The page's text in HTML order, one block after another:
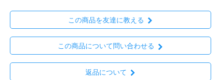
この商品を友達に教える
この商品について問い合わせる
返品について